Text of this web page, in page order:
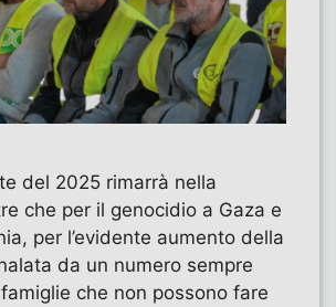
del 2025 rimarrà nella
che per il genocidio a Gaza e
per l’evidente aumento della
da un numero sempre
che non possono fare